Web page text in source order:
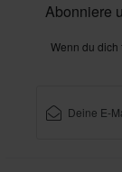
Abonniere
Wenn du dich